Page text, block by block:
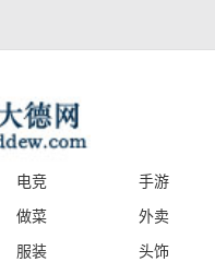
电竞
手游
做菜
外卖
服装
头饰